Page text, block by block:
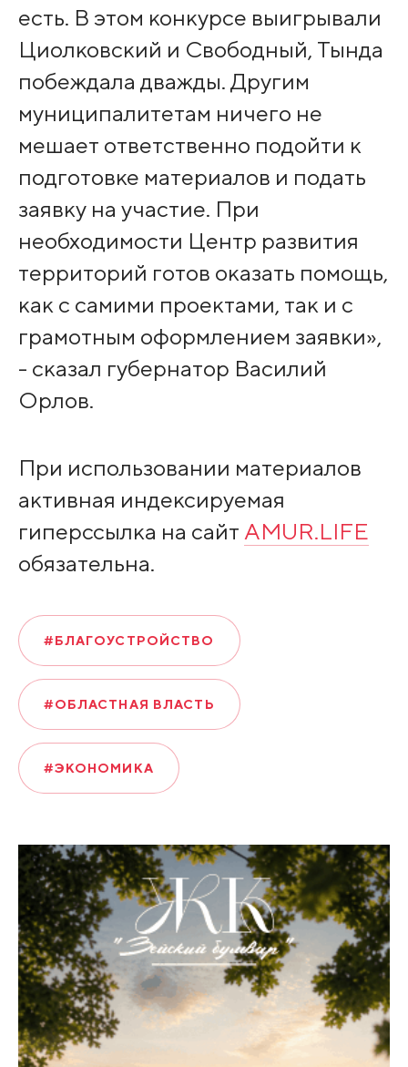
есть. В этом конкурсе выигрывали
Циолковский и Свободный, Тында
побеждала дважды. Другим
муниципалитетам ничего не
мешает ответственно подойти к
подготовке материалов и подать
заявку на участие. При
необходимости Центр развития
территорий готов оказать помощь,
как с самими проектами, так и с
грамотным оформлением заявки»,
- сказал губернатор Василий
Орлов.
При использовании материалов
активная индексируемая
гиперссылка на сайт AMUR.LIFE
обязательна.
#БЛАГОУСТРОЙСТВО
#ОБЛАСТНАЯ ВЛАСТЬ
#ЭКОНОМИКА